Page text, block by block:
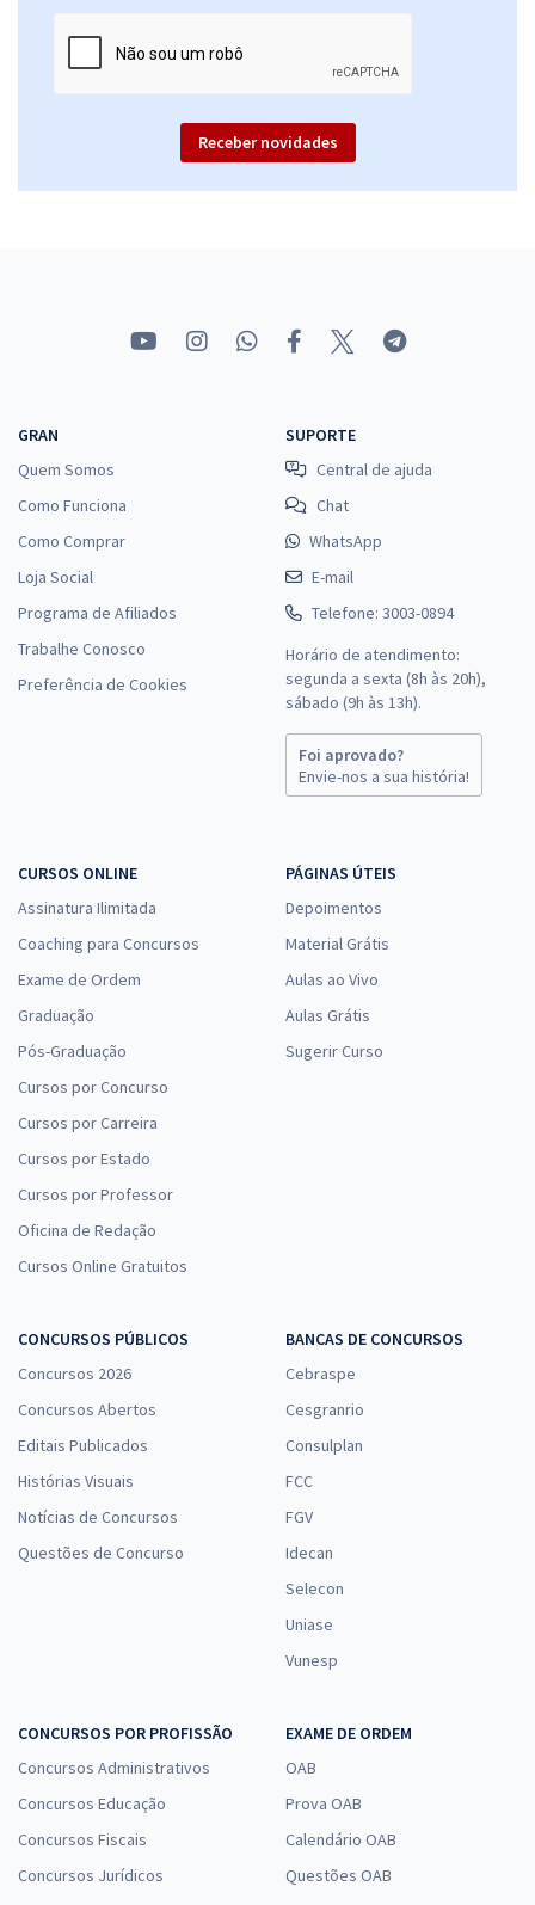
Receber novidades
GRAN
Quem Somos
Como Funciona
Como Comprar
Loja Social
Programa de Afiliados
Trabalhe Conosco
Preferência de Cookies
SUPORTE
Central de ajuda
Chat
WhatsApp
E-mail
Telefone: 3003-0894
Horário de atendimento:
segunda a sexta (8h às 20h),
sábado (9h às 13h).
Foi aprovado?
Envie-nos a sua história!
CURSOS ONLINE
Assinatura Ilimitada
Coaching para Concursos
Exame de Ordem
Graduação
Pós-Graduação
Cursos por Concurso
Cursos por Carreira
Cursos por Estado
Cursos por Professor
Oficina de Redação
Cursos Online Gratuitos
PÁGINAS ÚTEIS
Depoimentos
Material Grátis
Aulas ao Vivo
Aulas Grátis
Sugerir Curso
CONCURSOS PÚBLICOS
Concursos 2026
Concursos Abertos
Editais Publicados
Histórias Visuais
Notícias de Concursos
Questões de Concurso
BANCAS DE CONCURSOS
Cebraspe
Cesgranrio
Consulplan
FCC
FGV
Idecan
Selecon
Uniase
Vunesp
CONCURSOS POR PROFISSÃO
Concursos Administrativos
Concursos Educação
Concursos Fiscais
Concursos Jurídicos
EXAME DE ORDEM
OAB
Prova OAB
Calendário OAB
Questões OAB